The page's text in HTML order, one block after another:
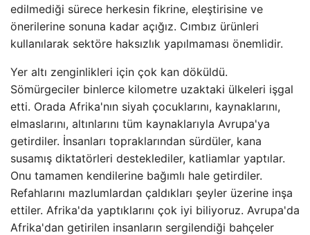
edilmediği sürece herkesin fikrine, eleştirisine ve
önerilerine sonuna kadar açığız. Cımbız ürünleri
kullanılarak sektöre haksızlık yapılmaması önemlidir.
Yer altı zenginlikleri için çok kan döküldü.
Sömürgeciler binlerce kilometre uzaktaki ülkeleri işgal
etti. Orada Afrika'nın siyah çocuklarını, kaynaklarını,
elmaslarını, altınlarını tüm kaynaklarıyla Avrupa'ya
getirdiler. İnsanları topraklarından sürdüler, kana
susamış diktatörleri desteklediler, katliamlar yaptılar.
Onu tamamen kendilerine bağımlı hale getirdiler.
Refahlarını mazlumlardan çaldıkları şeyler üzerine inşa
ettiler. Afrika'da yaptıklarını çok iyi biliyoruz. Avrupa'da
Afrika'dan getirilen insanların sergilendiği bahçeler